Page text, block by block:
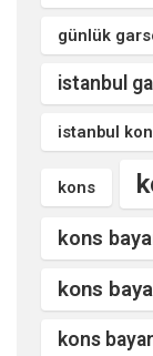
günlük
istanbul
istanbul
kons
kons
kons
kons